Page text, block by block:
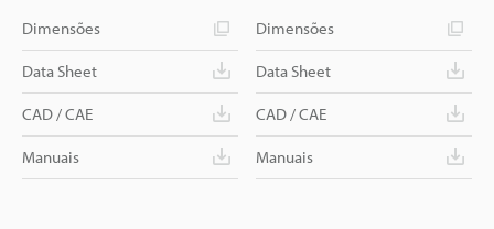
Dimensões
Data Sheet
CAD / CAE
Manuais
Dimensões
Data Sheet
CAD / CAE
Manuais